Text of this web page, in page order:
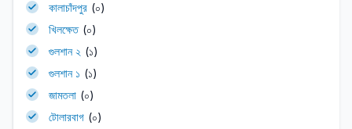
কালাচাঁদপুর (০)
খিলক্ষেত (০)
গুলশান ২ (১)
গুলশান ১ (১)
জামতলা (০)
টোলারবাগ (০)